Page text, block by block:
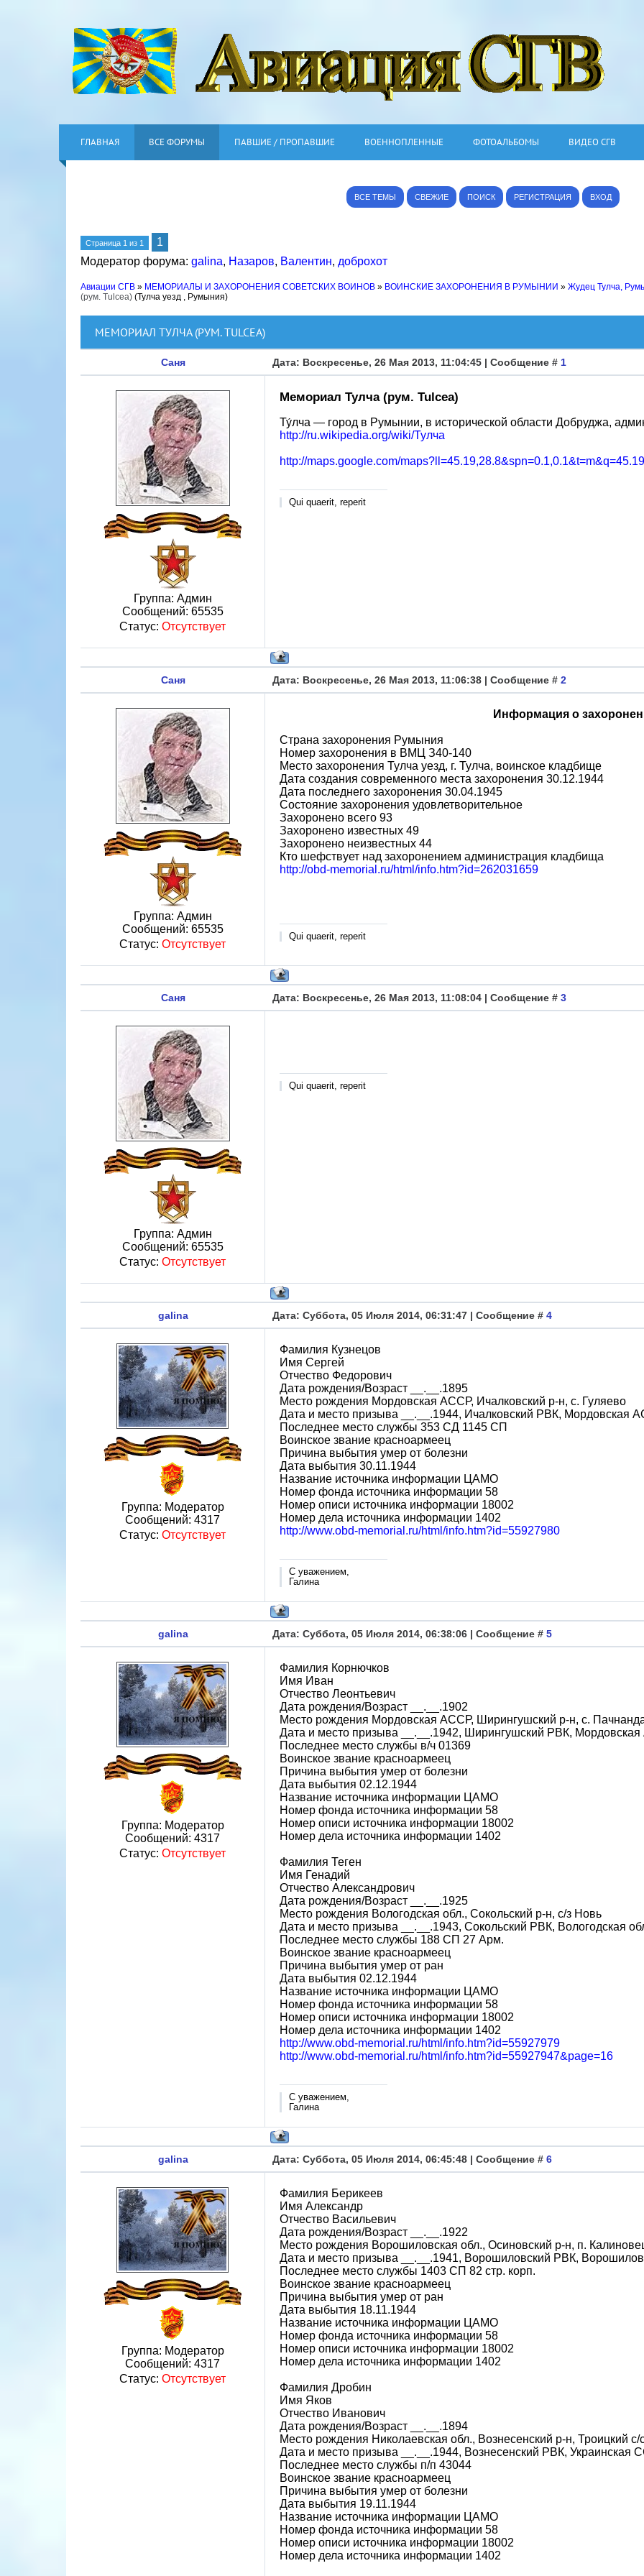
ГЛАВНАЯ ВСЕ ФОРУМЫ ПАВШИЕ / ПРОПАВШИЕ ВОЕННОПЛЕННЫЕ ФОТОАЛЬБОМЫ ВИДЕО СГВ
ВСЕ ТЕМЫ СВЕЖИЕ ПОИСК РЕГИСТРАЦИЯ ВХОД
Страница 1 из 1
1
Модератор форума: galina, Назаров, Валентин, доброхот
Авиации СГВ » МЕМОРИАЛЫ И ЗАХОРОНЕНИЯ СОВЕТСКИХ ВОИНОВ » ВОИНСКИЕ ЗАХОРОНЕНИЯ В РУМЫНИИ » Жудец Тулча,
(рум. Tulcea) (Тулча уезд , Румыния)
МЕМОРИАЛ ТУЛЧА (РУМ. TULCEA)
Саня Дата: Воскресенье, 26 Мая 2013, 11:04:45 | Сообщение # 1
Группа: Админ
Сообщений: 65535
Статус: Отсутствует
Мемориал Тулча (рум. Tulcea)
Ту́лча — город в Румынии, в исторической области Добруджа,
http://ru.wikipedia.org/wiki/Тулча
http://maps.google.com/
Qui quaerit, reperit
Саня Дата: Воскресенье, 26 Мая 2013, 11:06:38 | Сообщение # 2
Группа: Админ
Сообщений: 65535
Статус: Отсутствует
Информация о
Страна захоронения Румыния
Номер захоронения в ВМЦ З40-140
Место захоронения Тулча уезд, г. Тулча, воинское кладбище
Дата создания современного места захоронения 30.12.1944
Дата последнего захоронения 30.04.1945
Состояние захоронения удовлетворительное
Захоронено всего 93
Захоронено известных 49
Захоронено неизвестных 44
Кто шефствует над захоронением администрация кладбища
http://obd-memorial.ru/html/info.htm?id=262031659
Qui quaerit, reperit
Саня Дата: Воскресенье, 26 Мая 2013, 11:08:04 | Сообщение # 3
Группа: Админ
Сообщений: 65535
Статус: Отсутствует
Qui quaerit, reperit
galina Дата: Суббота, 05 Июля 2014, 06:31:47 | Сообщение # 4
Группа: Модератор
Сообщений: 4317
Статус: Отсутствует
Фамилия Кузнецов
Имя Сергей
Отчество Федорович
Дата рождения/Возраст __.__.1895
Место рождения Мордовская АССР, Ичалковский р-н, с. Гуляево
Дата и место призыва __.__.1944, Ичалковский РВК, Мордовская
Последнее место службы 353 СД 1145 СП
Воинское звание красноармеец
Причина выбытия умер от болезни
Дата выбытия 30.11.1944
Название источника информации ЦАМО
Номер фонда источника информации 58
Номер описи источника информации 18002
Номер дела источника информации 1402
http://www.obd-memorial.ru/html/info.htm?id=55927980
С уважением,
Галина
galina Дата: Суббота, 05 Июля 2014, 06:38:06 | Сообщение # 5
Группа: Модератор
Сообщений: 4317
Статус: Отсутствует
Фамилия Корнючков
Имя Иван
Отчество Леонтьевич
Дата рождения/Возраст __.__.1902
Место рождения Мордовская АССР, Ширингушский р-н, с.
Дата и место призыва __.__.1942, Ширингушский РВК,
Последнее место службы в/ч 01369
Воинское звание красноармеец
Причина выбытия умер от болезни
Дата выбытия 02.12.1944
Название источника информации ЦАМО
Номер фонда источника информации 58
Номер описи источника информации 18002
Номер дела источника информации 1402
Фамилия Теген
Имя Генадий
Отчество Александрович
Дата рождения/Возраст __.__.1925
Место рождения Вологодская обл., Сокольский р-н, с/з Новь
Дата и место призыва __.__.1943, Сокольский РВК, Вологодская
Последнее место службы 188 СП 27 Арм.
Воинское звание красноармеец
Причина выбытия умер от ран
Дата выбытия 02.12.1944
Название источника информации ЦАМО
Номер фонда источника информации 58
Номер описи источника информации 18002
Номер дела источника информации 1402
http://www.obd-memorial.ru/html/info.htm?id=55927979
http://www.obd-memorial.ru/html/info.htm?id=55927947&page=16
С уважением,
Галина
galina Дата: Суббота, 05 Июля 2014, 06:45:48 | Сообщение # 6
Группа: Модератор
Сообщений: 4317
Статус: Отсутствует
Фамилия Берикеев
Имя Александр
Отчество Васильевич
Дата рождения/Возраст __.__.1922
Место рождения Ворошиловская обл., Осиновский р-н, п.
Дата и место призыва __.__.1941, Ворошиловский РВК,
Последнее место службы 1403 СП 82 стр. корп.
Воинское звание красноармеец
Причина выбытия умер от ран
Дата выбытия 18.11.1944
Название источника информации ЦАМО
Номер фонда источника информации 58
Номер описи источника информации 18002
Номер дела источника информации 1402
Фамилия Дробин
Имя Яков
Отчество Иванович
Дата рождения/Возраст __.__.1894
Место рождения Николаевская обл., Вознесенский р-н, Троицкий с/
Дата и место призыва __.__.1944, Вознесенский РВК, Украинская
Последнее место службы п/п 43044
Воинское звание красноармеец
Причина выбытия умер от болезни
Дата выбытия 19.11.1944
Название источника информации ЦАМО
Номер фонда источника информации 58
Номер описи источника информации 18002
Номер дела источника информации 1402